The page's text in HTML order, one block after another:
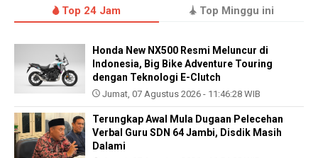
Top 24 Jam Top Minggu ini
Honda New NX500 Resmi Meluncur di
Indonesia, Big Bike Adventure Touring
dengan Teknologi E-Clutch
Jumat, 07 Agustus 2026 - 11:46:28 WIB
Terungkap Awal Mula Dugaan Pelecehan
Verbal Guru SDN 64 Jambi, Disdik Masih
Dalami